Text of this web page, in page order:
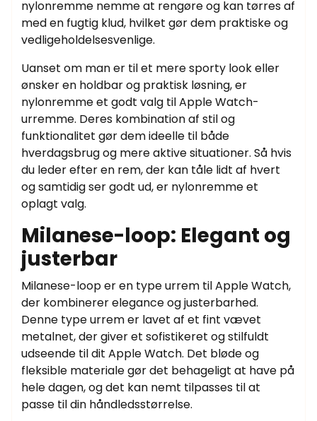
nylonremme nemme at rengøre og kan tørres af
med en fugtig klud, hvilket gør dem praktiske og
vedligeholdelsesvenlige.
Uanset om man er til et mere sporty look eller
ønsker en holdbar og praktisk løsning, er
nylonremme et godt valg til Apple Watch-
urremme. Deres kombination af stil og
funktionalitet gør dem ideelle til både
hverdagsbrug og mere aktive situationer. Så hvis
du leder efter en rem, der kan tåle lidt af hvert
og samtidig ser godt ud, er nylonremme et
oplagt valg.
Milanese-loop: Elegant og
justerbar
Milanese-loop er en type urrem til Apple Watch,
der kombinerer elegance og justerbarhed.
Denne type urrem er lavet af et fint vævet
metalnet, der giver et sofistikeret og stilfuldt
udseende til dit Apple Watch. Det bløde og
fleksible materiale gør det behageligt at have på
hele dagen, og det kan nemt tilpasses til at
passe til din håndledsstørrelse.